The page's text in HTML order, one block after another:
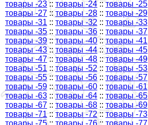
товары -23 :: товары -24::товары -25
товары -27 :: товары -28 :: товары -29
товары -31 :: товары -32 :: товары -33
товары -35 :: товары -36 :: товары -37
товары -39 :: товары -40 ::товары -41
товары -43:: товары -44 ::товары -45
товары -47 :: товары -48 ::товары -49
товары -51 :: товары -52 :: товары -53
товары -55 :: товары -56 :: товары -57
товары -59 :: товары -60 :: товары -61
товары -63 :: товары -64 :: товары -65
товары -67 :: товары -68 :: товары -69
товары -71 :: товары -72 :: товары -73
товары -75:: товары -76 :: товары -77